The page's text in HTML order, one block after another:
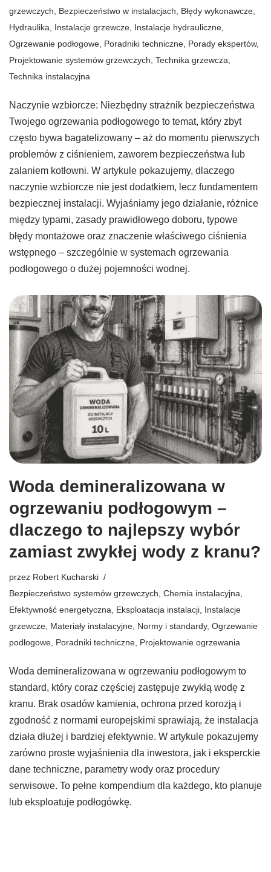
grzewczych
Bezpieczeństwo w instalacjach Błędy wykonawcze
Hydraulika
Instalacje grzewcze Instalacje hydrauliczne
Ogrzewanie podłogowe Poradniki techniczne Porady ekspertów,
Projektowanie systemów grzewczych Technika grzewcza
Technika instalacyjna
Naczynie wzbiorcze: Niezbędny strażnik bezpieczeństwa
Twojego ogrzewania podłogowego to temat, który zbyt
często bywa bagatelizowany – aż do momentu pierwszych
problemów z ciśnieniem, zaworem bezpieczeństwa lub
zalaniem kotłowni. W artykule pokazujemy, dlaczego
naczynie wzbiorcze nie jest dodatkiem, lecz fundamentem
bezpiecznej instalacji. Wyjaśniamy jego działanie, różnice
między typami, zasady prawidłowego doboru, typowe
błędy montażowe oraz znaczenie właściwego ciśnienia
wstępnego – szczególnie w systemach ogrzewania
podłogowego o dużej pojemności wodnej.
Woda demineralizowana w
ogrzewaniu podłogowym –
dlaczego to najlepszy wybór
zamiast zwykłej wody z kranu?
przez Robert Kucharski
Bezpieczeństwo systemów grzewczych, Chemia instalacyjna,
Efektywność energetyczna, Eksploatacja instalacji, Instalacje
grzewcze, Materiały instalacyjne, Normy i standardy, Ogrzewanie
podłogowe, Poradniki techniczne, Projektowanie ogrzewania
Woda demineralizowana w ogrzewaniu podłogowym to
standard, który coraz częściej zastępuje zwykłą wodę z
kranu. Brak osadów kamienia, ochrona przed korozją i
zgodność z normami europejskimi sprawiają, że instalacja
działa dłużej i bardziej efektywnie. W artykule pokazujemy
zarówno proste wyjaśnienia dla inwestora, jak i eksperckie
dane techniczne, parametry wody oraz procedury
serwisowe. To pełne kompendium dla każdego, kto planuje
lub eksploatuje podłogówkę.